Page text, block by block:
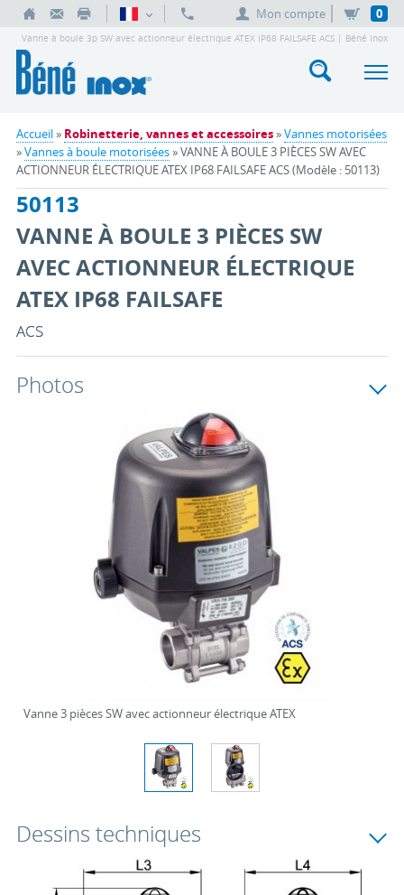
Mon compte 0
Vanne à boule 3p SW avec actionneur électrique ATEX IP68 FAILSAFE ACS | Béné Inox
Accueil» Robinetterie, vannes et accessoires»Vannes motorisées
»Vannes à boule motorisées» VANNE À BOULE 3 PIÈCES SW AVEC
ACTIONNEUR ÉLECTRIQUE ATEX IP68 FAILSAFE ACS (Modèle : 50113)
50113
VANNE À BOULE 3 PIÈCES SW
AVEC ACTIONNEUR ÉLECTRIQUE
ATEX IP68 FAILSAFE
ACS
Photos
Vanne 3 pièces SW avec actionneur électrique ATEX
Dessins techniques